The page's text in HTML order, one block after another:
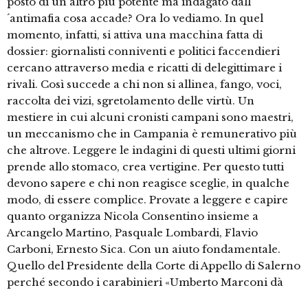
´antimafia cosa accade? Ora lo vediamo. In quel
momento, infatti, si attiva una macchina fatta di
dossier: giornalisti conniventi e politici faccendieri
cercano attraverso media e ricatti di delegittimare i
rivali. Così succede a chi non si allinea, fango, voci,
raccolta dei vizi, sgretolamento delle virtù. Un
mestiere in cui alcuni cronisti campani sono maestri,
un meccanismo che in Campania è remunerativo più
che altrove. Leggere le indagini di questi ultimi giorni
prende allo stomaco, crea vertigine. Per questo tutti
devono sapere e chi non reagisce sceglie, in qualche
modo, di essere complice. Provate a leggere e capire
quanto organizza Nicola Consentino insieme a
Arcangelo Martino, Pasquale Lombardi, Flavio
Carboni, Ernesto Sica. Con un aiuto fondamentale.
Quello del Presidente della Corte di Appello di Salerno
perché secondo i carabinieri «Umberto Marconi dà